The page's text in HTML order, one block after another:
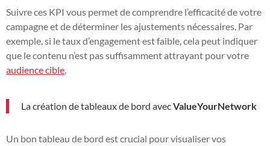
Suivre ces KPI vous permet de comprendre l’efficacité de votre
campagne et de déterminer les ajustements nécessaires. Par
exemple, si le taux d’engagement est faible, cela peut indiquer
que le contenu n’est pas suffisamment attrayant pour votre
audience cible
La création de tableaux de bord avecValueYourNetwork
Un bon tableau de bord est crucial pour visualiser vos